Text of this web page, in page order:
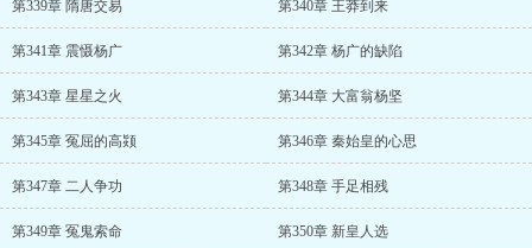
第339章 隋唐交易 第340章 王莽到来
第341章 震慑杨广 第342章 杨广的缺陷
第343章 星星之火 第344章 大富翁杨坚
第345章 冤屈的高颎 第346章 秦始皇的心思
第347章 二人争功 第348章 手足相残
第349章 冤鬼索命 第350章 新皇人选